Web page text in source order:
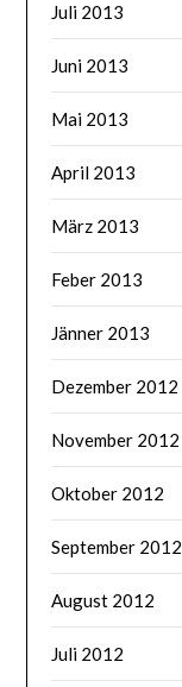
Juli 2013
Juni 2013
Mai 2013
April 2013
März 2013
Feber 2013
Jänner 2013
Dezember 2012
November 2012
Oktober 2012
September 2012
August 2012
Juli 2012